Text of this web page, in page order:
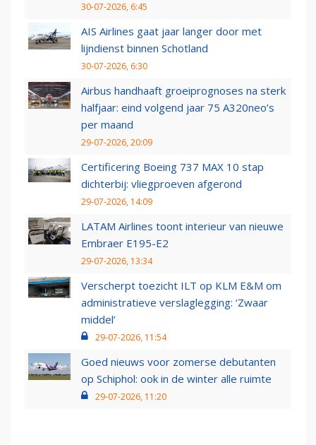
30-07-2026, 6:45
AIS Airlines gaat jaar langer door met
lijndienst binnen Schotland
30-07-2026, 6:30
Airbus handhaaft groeiprognoses na sterk
halfjaar: eind volgend jaar 75 A320neo’s
per maand
29-07-2026, 20:09
Certificering Boeing 737 MAX 10 stap
dichterbij: vliegproeven afgerond
29-07-2026, 14:09
LATAM Airlines toont interieur van nieuwe
Embraer E195-E2
29-07-2026, 13:34
Verscherpt toezicht ILT op KLM E&M om
administratieve verslaglegging: ‘Zwaar
middel’
29-07-2026, 11:54
Goed nieuws voor zomerse debutanten
op Schiphol: ook in de winter alle ruimte
29-07-2026, 11:20